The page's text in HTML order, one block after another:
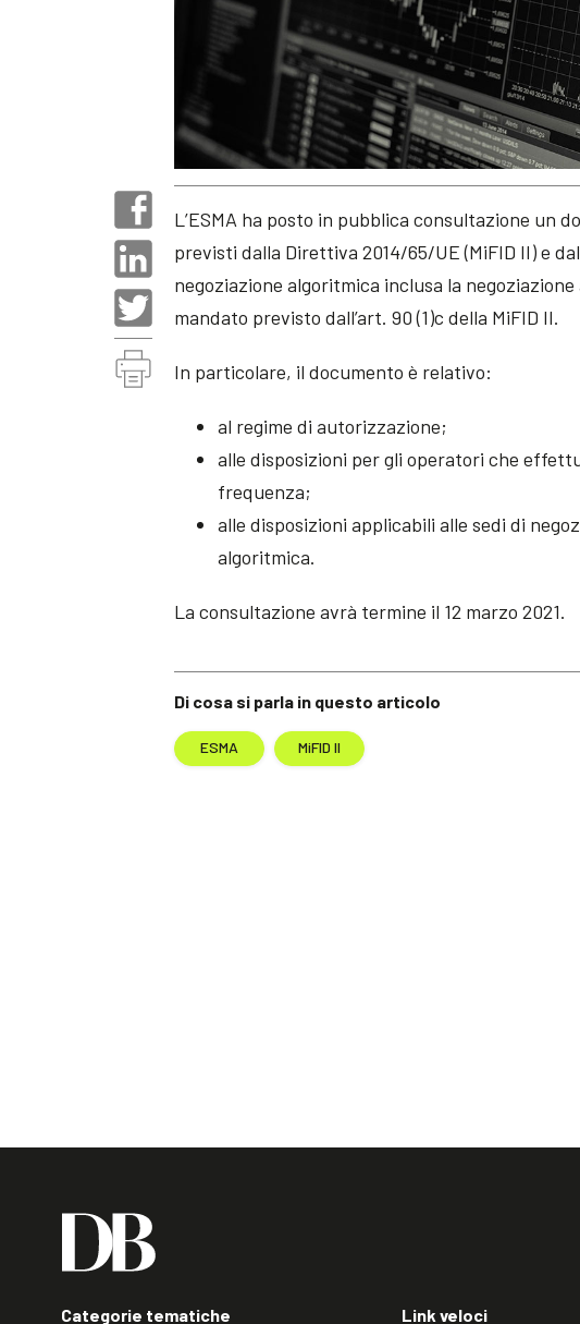
Di cosa si parla in questo articolo
ESMA MiFID II
L’ESMA ha posto in pubblica consultazione un
previsti dalla Direttiva 2014/65/UE (MiFID II) e
negoziazione algoritmica inclusa la
mandato previsto dall’art. 90 (1)c della MiFID II.
In particolare, il documento è relativo:
al regime di autorizzazione;
alle disposizioni per gli operatori che
frequenza;
alle disposizioni applicabili alle sedi di
algoritmica.
La consultazione avrà termine il 12 marzo 2021.
Categorie tematiche Link veloci